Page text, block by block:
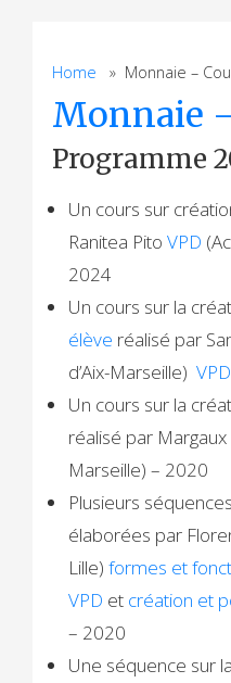
Home » Monnaie –
Monnaie
Programme
Un cours sur
Ranitea PitoVPD
2024
Un cours sur la
élève réalisé par
d’Aix-Marseille)VPD
Un cours sur la
réalisé par
Marseille) – 2020
Plusieurs
élaborées par
Lille)formes et
VPD et création et
– 2020
Une séquence sur la